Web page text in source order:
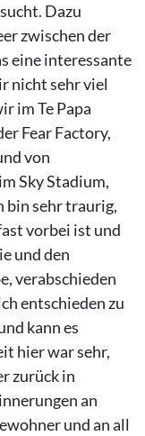
Dazu
zwischen der
eine interessante
nicht sehr viel
im Te Papa
Fear Factory,
von
Sky Stadium,
bin sehr traurig,
vorbei ist und
und den
verabschieden
entschieden zu
kann es
hier war sehr,
zurück in
an
und an all